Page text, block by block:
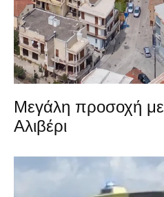
Μεγάλη προσοχή
Αλιβέρι